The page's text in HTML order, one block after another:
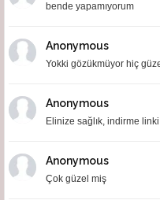
bende yapamıyorum
Anonymous
Yokki gözükmüyor hiç
Anonymous
Elinize sağlık, indirme
Anonymous
Çok güzel miş